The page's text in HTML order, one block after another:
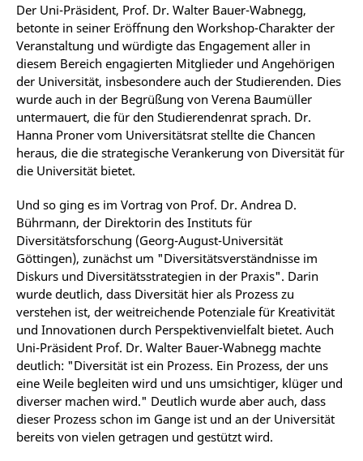
Der Uni-Präsident, Prof. Dr. Walter Bauer-Wabnegg,
betonte in seiner Eröffnung den Workshop-Charakter der
Veranstaltung und würdigte das Engagement aller in
diesem Bereich engagierten Mitglieder und Angehörigen
der Universität, insbesondere auch der Studierenden. Dies
wurde auch in der Begrüßung von Verena Baumüller
untermauert, die für den Studierendenrat sprach. Dr.
Hanna Proner vom Universitätsrat stellte die Chancen
heraus, die die strategische Verankerung von Diversität für
die Universität bietet.
Und so ging es im Vortrag von Prof. Dr. Andrea D.
Bührmann, der Direktorin des Instituts für
Diversitätsforschung (Georg-August-Universität
Göttingen), zunächst um "Diversitätsverständnisse im
Diskurs und Diversitätsstrategien in der Praxis". Darin
wurde deutlich, dass Diversität hier als Prozess zu
verstehen ist, der weitreichende Potenziale für Kreativität
und Innovationen durch Perspektivenvielfalt bietet. Auch
Uni-Präsident Prof. Dr. Walter Bauer-Wabnegg machte
deutlich: "Diversität ist ein Prozess. Ein Prozess, der uns
eine Weile begleiten wird und uns umsichtiger, klüger und
diverser machen wird." Deutlich wurde aber auch, dass
dieser Prozess schon im Gange ist und an der Universität
bereits von vielen getragen und gestützt wird.